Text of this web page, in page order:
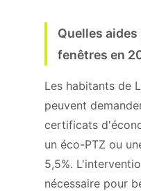
Quelles
fenêtres en
Les habitants de
peuvent
certificats
un éco-PTZ ou
5,5%.
nécessaire pour